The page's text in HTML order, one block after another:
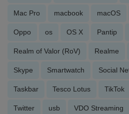
Mac Pro macbook macOS
Oppo os OS X Pantip
Realm of Valor (RoV) Realme
Skype Smartwatch Social
Taskbar Tesco Lotus TikTok
Twitter usb VDO Streaming